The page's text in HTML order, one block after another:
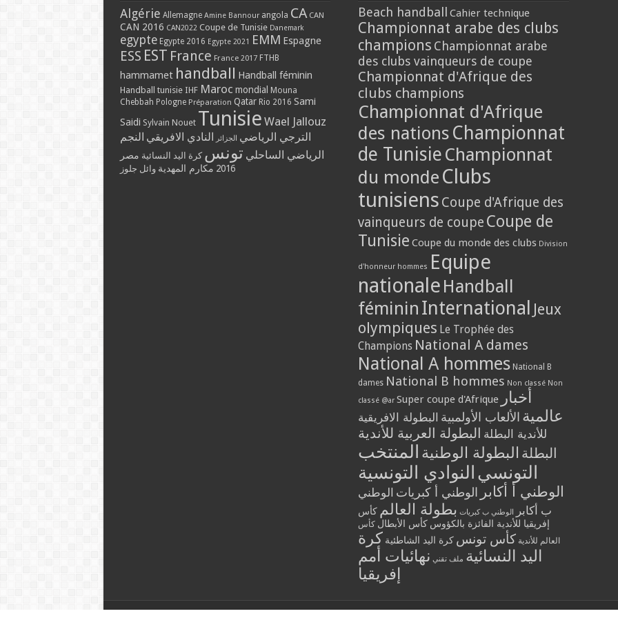
Algérie Allemagne Amine Bannour angola CA CAN
CAN 2016 CAN2022 Coupe de Tunisie Danemark
egypte Egypte 2016 Egypte 2021 EMM Espagne
ESS EST France France 2017 FTHB
hammamet handball Handball féminin
Handball tunisie IHF Maroc mondial Mouna
Chebbah Pologne Préparation Qatar Rio 2016 Sami
Saidi Sylvain Nouet Tunisie Wael Jallouz
الترجي الرياضي الجزائر النادي الافريقي النجم
الرياضي الساحلي تونس كرة اليد النسائية مصر
2016 مكارم المهدية وائل جلوز
Beach handball Cahier technique
Championnat arabe des clubs
champions Championnat arabe
des clubs vainqueurs de coupe
Championnat d'Afrique des
clubs champions
Championnat d'Afrique
des nations Championnat
de Tunisie Championnat
du monde Clubs
tunisiens Coupe d'Afrique des
vainqueurs de coupe Coupe de
Tunisie Coupe du monde des clubs Division
d'honneur hommes Equipe
nationale Handball
féminin International Jeux
olympiques Le Trophée des
Champions National A dames
National A hommes National B
dames National B hommes Non classé Non
classé @ar Super coupe d'Afrique أخبار
عالمية الألعاب الأولمبية البطولة الافريقية
للأندية البطلة البطولة العربية للأندية
البطلة البطولة الوطنية المنتخب
التونسي النوادي التونسية
الوطني أ أكابر الوطني أ كبريات الوطني
ب أكابر
الوطني ب كبريات بطولة العالم كأس
إفريقيا للأندية الفائزة بالكؤوس كأس الأبطال كأس
العالم للأندية كأس تونس كرة اليد الشاطئية كرة
اليد النسائية ملف تقني نهائيات أمم
إفريقيا